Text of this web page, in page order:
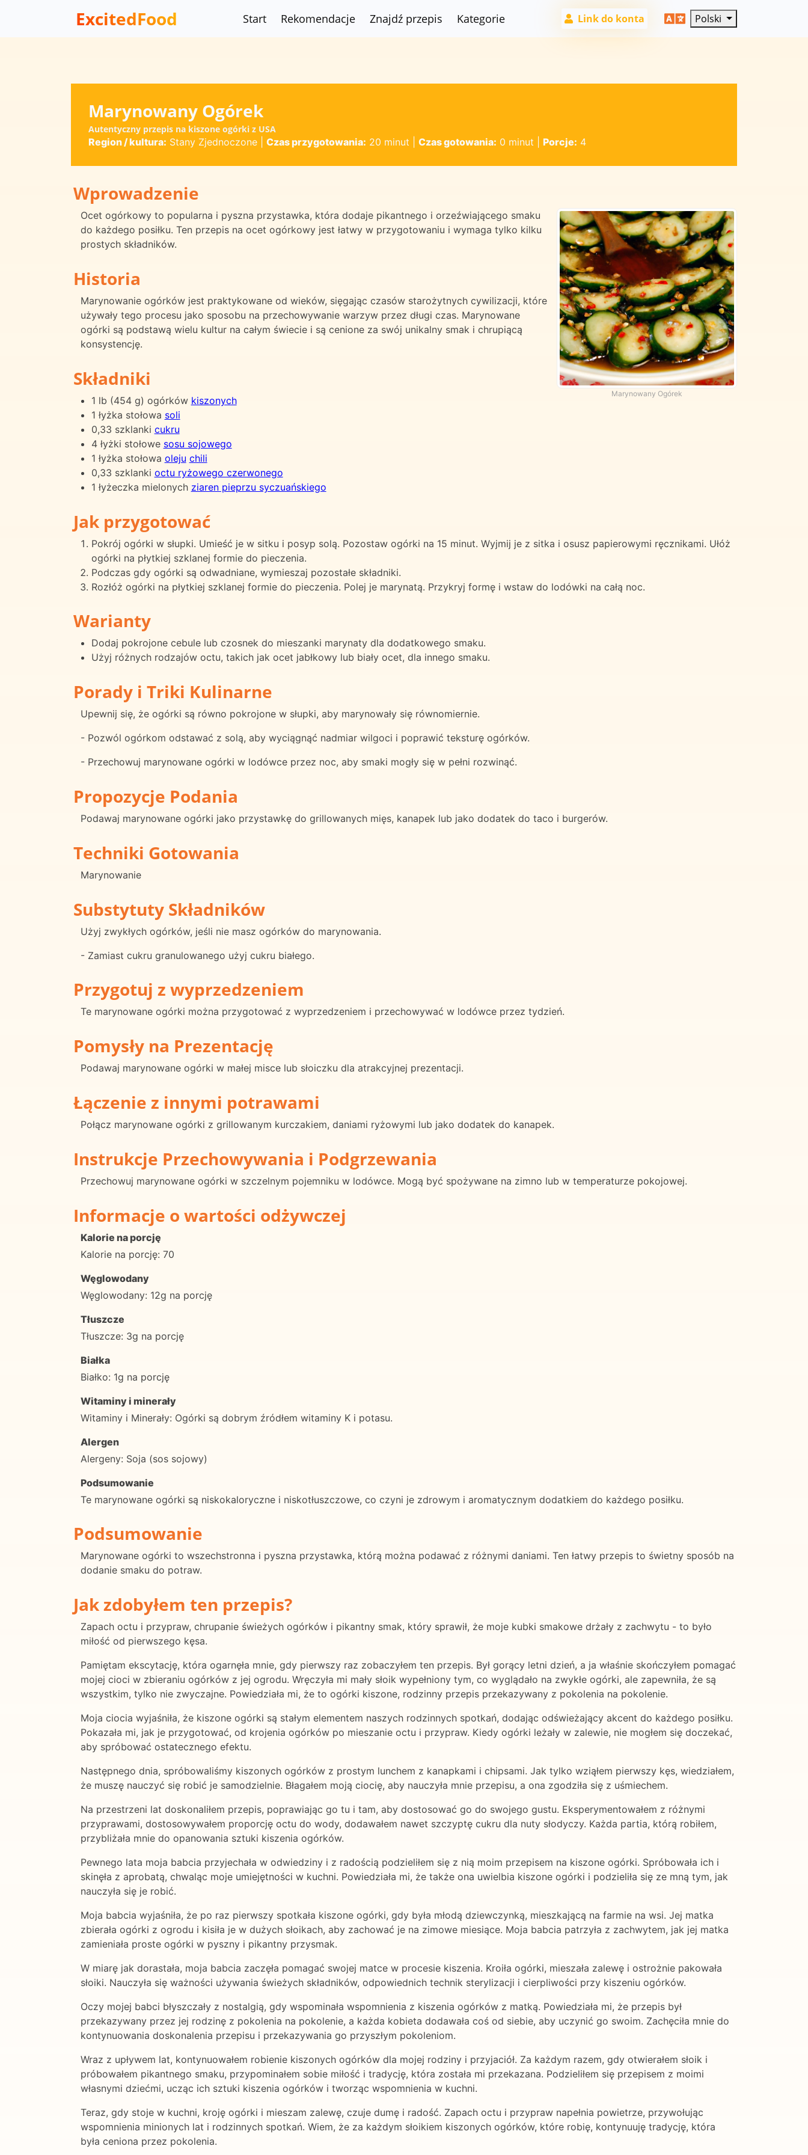
ExcitedFood Start Rekomendacje Znajdź przepis Kategorie Link do konta Polski
Marynowany Ogórek
Autentyczny przepis na kiszone ogórki z USA
Region / kultura: Stany Zjednoczone| Czas przygotowania: 20 minut Czas gotowania: 0 minut Porcje: 4
Wprowadzenie
Marynowany Ogórek
Ocet ogórkowy to popularna i pyszna przystawka, która dodaje pikantnego i orzeźwiającego smaku
do każdego posiłku. Ten przepis na ocet ogórkowy jest łatwy w przygotowaniu i wymaga tylko kilku
prostych składników.
Historia
Marynowanie ogórków jest praktykowane od wieków, sięgając czasów starożytnych cywilizacji, które
używały tego procesu jako sposobu na przechowywanie warzyw przez długi czas. Marynowane
ogórki są podstawą wielu kultur na całym świecie i są cenione za swój unikalny smak i chrupiącą
konsystencję.
Składniki
1 lb (454 g) ogórków kiszonych
1 łyżka stołowa soli
0,33 szklanki cukru
4 łyżki stołowe sosu sojowego
1 łyżka stołowa oleju chili
0,33 szklanki octu ryżowego czerwonego
1 łyżeczka mielonych ziaren pieprzu syczuańskiego
Jak przygotować
Pokrój ogórki w słupki. Umieść je w sitku i posyp solą. Pozostaw ogórki na 15 minut. Wyjmij je z sitka i osusz papierowymi ręcznikami. Ułóż
ogórki na płytkiej szklanej formie do pieczenia.
Podczas gdy ogórki są odwadniane, wymieszaj pozostałe składniki.
Rozłóż ogórki na płytkiej szklanej formie do pieczenia. Polej je marynatą. Przykryj formę i wstaw do lodówki na całą noc.
Warianty
Dodaj pokrojone cebule lub czosnek do mieszanki marynaty dla dodatkowego smaku.
Użyj różnych rodzajów octu, takich jak ocet jabłkowy lub biały ocet, dla innego smaku.
Porady i Triki Kulinarne
Upewnij się, że ogórki są równo pokrojone w słupki, aby marynowały się równomiernie.
- Pozwól ogórkom odstawać z solą, aby wyciągnąć nadmiar wilgoci i poprawić teksturę ogórków.
- Przechowuj marynowane ogórki w lodówce przez noc, aby smaki mogły się w pełni rozwinąć.
Propozycje Podania
Podawaj marynowane ogórki jako przystawkę do grillowanych mięs, kanapek lub jako dodatek do taco i burgerów.
Techniki Gotowania
Marynowanie
Substytuty Składników
Użyj zwykłych ogórków, jeśli nie masz ogórków do marynowania.
- Zamiast cukru granulowanego użyj cukru białego.
Przygotuj z wyprzedzeniem
Te marynowane ogórki można przygotować z wyprzedzeniem i przechowywać w lodówce przez tydzień.
Pomysły na Prezentację
Podawaj marynowane ogórki w małej misce lub słoiczku dla atrakcyjnej prezentacji.
Łączenie z innymi potrawami
Połącz marynowane ogórki z grillowanym kurczakiem, daniami ryżowymi lub jako dodatek do kanapek.
Instrukcje Przechowywania i Podgrzewania
Przechowuj marynowane ogórki w szczelnym pojemniku w lodówce. Mogą być spożywane na zimno lub w temperaturze pokojowej.
Informacje o wartości odżywczej
Kalorie na porcję
Kalorie na porcję: 70
Węglowodany
Węglowodany: 12g na porcję
Tłuszcze
Tłuszcze: 3g na porcję
Białka
Białko: 1g na porcję
Witaminy i minerały
Witaminy i Minerały: Ogórki są dobrym źródłem witaminy K i potasu.
Alergen
Alergeny: Soja (sos sojowy)
Podsumowanie
Te marynowane ogórki są niskokaloryczne i niskotłuszczowe, co czyni je zdrowym i aromatycznym dodatkiem do każdego posiłku.
Podsumowanie
Marynowane ogórki to wszechstronna i pyszna przystawka, którą można podawać z różnymi daniami. Ten łatwy przepis to świetny sposób na
dodanie smaku do potraw.
Jak zdobyłem ten przepis?
Zapach octu i przypraw, chrupanie świeżych ogórków i pikantny smak, który sprawił, że moje kubki smakowe drżały z zachwytu - to było
miłość od pierwszego kęsa.
Pamiętam ekscytację, która ogarnęła mnie, gdy pierwszy raz zobaczyłem ten przepis. Był gorący letni dzień, a ja właśnie skończyłem pomagać
mojej cioci w zbieraniu ogórków z jej ogrodu. Wręczyła mi mały słoik wypełniony tym, co wyglądało na zwykłe ogórki, ale zapewniła, że są
wszystkim, tylko nie zwyczajne. Powiedziała mi, że to ogórki kiszone, rodzinny przepis przekazywany z pokolenia na pokolenie.
Moja ciocia wyjaśniła, że kiszone ogórki są stałym elementem naszych rodzinnych spotkań, dodając odświeżający akcent do każdego posiłku.
Pokazała mi, jak je przygotować, od krojenia ogórków po mieszanie octu i przypraw. Kiedy ogórki leżały w zalewie, nie mogłem się doczekać,
aby spróbować ostatecznego efektu.
Następnego dnia, spróbowaliśmy kiszonych ogórków z prostym lunchem z kanapkami i chipsami. Jak tylko wziąłem pierwszy kęs, wiedziałem,
że muszę nauczyć się robić je samodzielnie. Błagałem moją ciocię, aby nauczyła mnie przepisu, a ona zgodziła się z uśmiechem.
Na przestrzeni lat doskonaliłem przepis, poprawiając go tu i tam, aby dostosować go do swojego gustu. Eksperymentowałem z różnymi
przyprawami, dostosowywałem proporcję octu do wody, dodawałem nawet szczyptę cukru dla nuty słodyczy. Każda partia, którą robiłem,
przybliżała mnie do opanowania sztuki kiszenia ogórków.
Pewnego lata moja babcia przyjechała w odwiedziny i z radością podzieliłem się z nią moim przepisem na kiszone ogórki. Spróbowała ich i
skinęła z aprobatą, chwaląc moje umiejętności w kuchni. Powiedziała mi, że także ona uwielbia kiszone ogórki i podzieliła się ze mną tym, jak
nauczyła się je robić.
Moja babcia wyjaśniła, że po raz pierwszy spotkała kiszone ogórki, gdy była młodą dziewczynką, mieszkającą na farmie na wsi. Jej matka
zbierała ogórki z ogrodu i kisiła je w dużych słoikach, aby zachować je na zimowe miesiące. Moja babcia patrzyła z zachwytem, jak jej matka
zamieniała proste ogórki w pyszny i pikantny przysmak.
W miarę jak dorastała, moja babcia zaczęła pomagać swojej matce w procesie kiszenia. Kroiła ogórki, mieszała zalewę i ostrożnie pakowała
słoiki. Nauczyła się ważności używania świeżych składników, odpowiednich technik sterylizacji i cierpliwości przy kiszeniu ogórków.
Oczy mojej babci błyszczały z nostalgią, gdy wspominała wspomnienia z kiszenia ogórków z matką. Powiedziała mi, że przepis był
przekazywany przez jej rodzinę z pokolenia na pokolenie, a każda kobieta dodawała coś od siebie, aby uczynić go swoim. Zachęciła mnie do
kontynuowania doskonalenia przepisu i przekazywania go przyszłym pokoleniom.
Wraz z upływem lat, kontynuowałem robienie kiszonych ogórków dla mojej rodziny i przyjaciół. Za każdym razem, gdy otwierałem słoik i
próbowałem pikantnego smaku, przypominałem sobie miłość i tradycję, która została mi przekazana. Podzieliłem się przepisem z moimi
własnymi dziećmi, ucząc ich sztuki kiszenia ogórków i tworząc wspomnienia w kuchni.
Teraz, gdy stoje w kuchni, kroję ogórki i mieszam zalewę, czuje dumę i radość. Zapach octu i przypraw napełnia powietrze, przywołując
wspomnienia minionych lat i rodzinnych spotkań. Wiem, że za każdym słoikiem kiszonych ogórków, które robię, kontynuuję tradycję, która
była ceniona przez pokolenia.